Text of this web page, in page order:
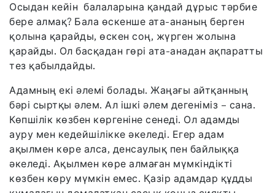
Осыдан кейін балаларына қандай дұрыс тәрбие
бере алмақ? Бала өскенше ата-ананың берген
қолына қарайды, өскен соң, жүрген жолына
қарайды. Ол басқадан гөрі ата-анадан ақпаратты
тез қабылдайды.
Адамның екі әлемі болады. Жаңағы айтқанның
бәрі сыртқы әлем. Ал ішкі әлем дегеніміз – сана.
Көпшілік көзбен көргеніне сенеді. Ол адамды
ауру мен кедейшілікке әкеледі. Егер адам
ақылмен көре алса, денсаулық пен байлыққа
әкеледі. Ақылмен көре алмаған мүмкіндікті
көзбен көру мүмкін емес. Қазір адамдар құдды